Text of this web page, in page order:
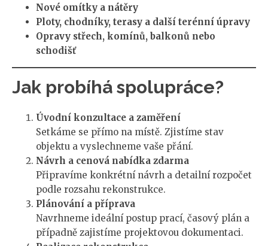
Nové omítky a nátěry
Ploty, chodníky, terasy a další terénní úpravy
Opravy střech, komínů, balkonů nebo
schodišť
Jak probíhá spolupráce?
Úvodní konzultace a zaměření
Setkáme se přímo na místě. Zjistíme stav
objektu a vyslechneme vaše přání.
Návrh a cenová nabídka zdarma
Připravíme konkrétní návrh a detailní rozpočet
podle rozsahu rekonstrukce.
Plánování a příprava
Navrhneme ideální postup prací, časový plán a
případně zajistíme projektovou dokumentaci.